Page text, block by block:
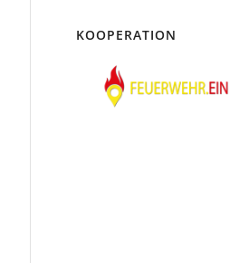
KOOPERATION